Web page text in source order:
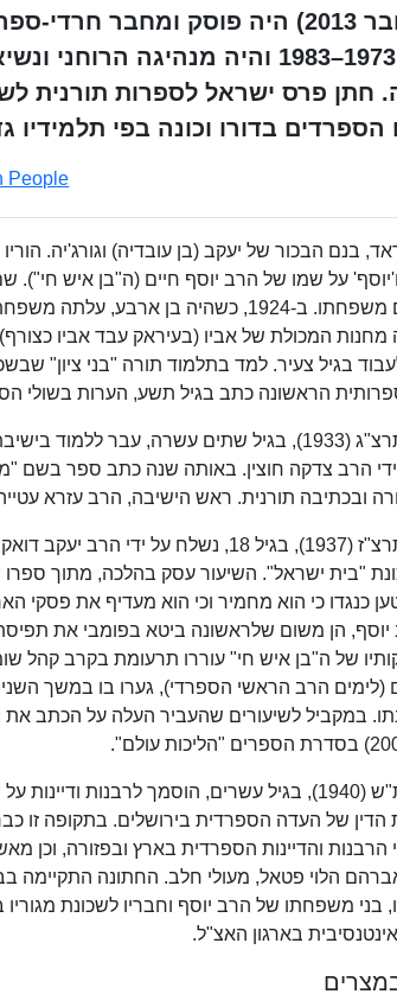
באוקטובר 2013) היה פוסק ומחבר
בשנים 1973–1983 והיה
הספרדים בדורו וכונה בפי תלמידיו
People
בנם הבכור של יעקב (בן עובדיה) וגורג'יה.
על שמו של הרב יוסף חיים (ה"בן איש
השני לשם משפחתו. ב-1924, כשהיה בן
המכולת של אביו (בעיראק עבד אביו
בגיל צעיר. למד בתלמוד תורה "בני ציון"
הראשונה כתב בגיל תשע, הערות בשולי
בשנת ה'תרצ"ג (1933), בגיל שתים עשרה, עבר
הרב צדקה חוצין. באותה שנה כתב ספר בשם
ובכתיבה תורנית. ראש הישיבה, הרב עזרא
בשנת ה'תרצ"ז (1937), בגיל 18, נשלח
"בית ישראל". השיעור עסק בהלכה, מתוך ספרו
כנגדו כי הוא מחמיר וכי הוא מעדיף את פסקי
הן משום שלראשונה ביטא בפומבי את
של ה"בן איש חי" עוררו תרעומת בקרב קהל
(לימים הרב הראשי הספרדי), גערו בו במשך
במקביל לשיעורים שהעביר העלה על הכתב
הדין של העדה הספרדית בירושלים. בתקופה
הלוי פטאל, מעולי חלב. החתונה התקיימה
בני משפחתו של הרב יוסף וחבריו לשכונת
בארגון האצ"ל.